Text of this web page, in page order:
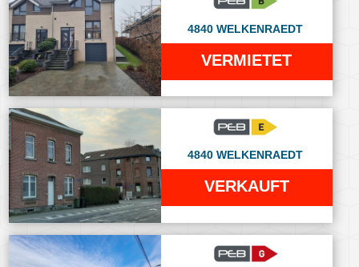
4840 WELKENRAEDT
VERMIETET
4840 WELKENRAEDT
VERKAUFT